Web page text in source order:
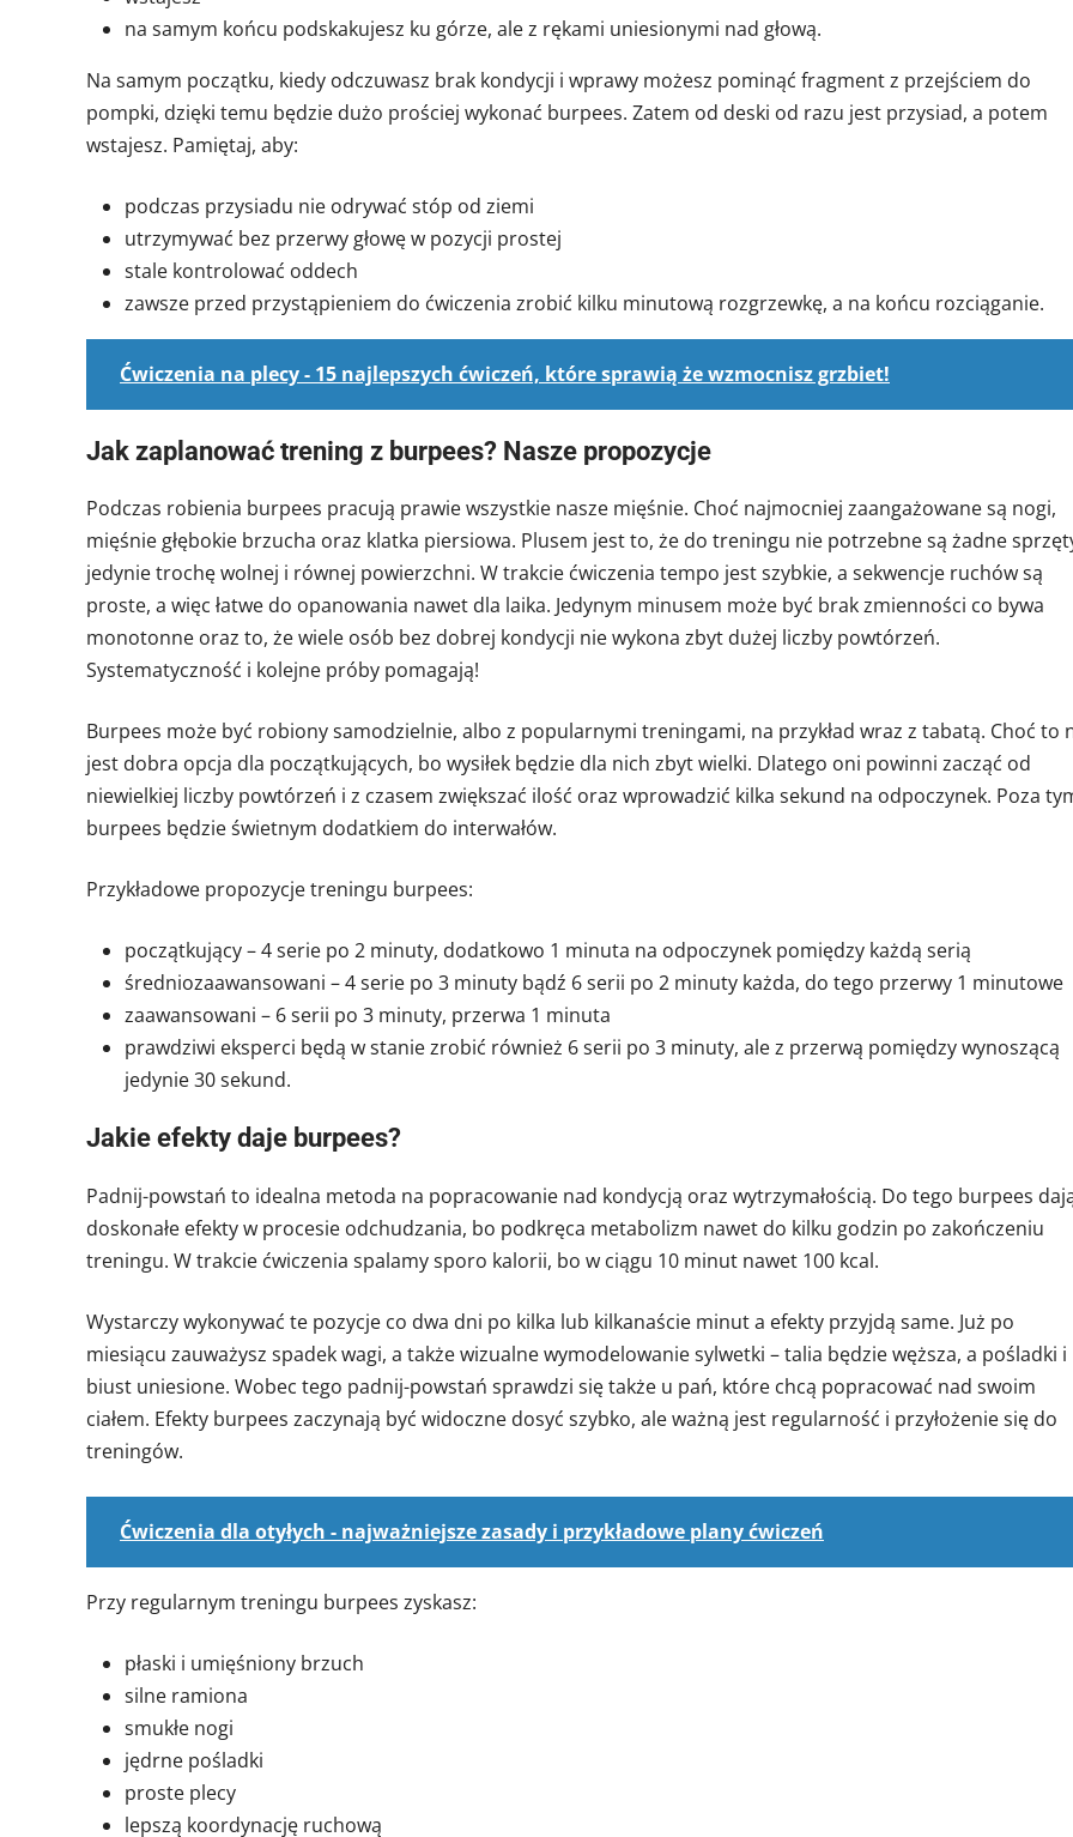
na samym końcu podskakujesz ku górze, ale z rękami uniesionymi nad głową.
Na samym początku, kiedy odczuwasz brak kondycji i wprawy możesz pominąć fragment z przejściem do
pompki, dzięki temu będzie dużo prościej wykonać burpees. Zatem od deski od razu jest przysiad, a potem
wstajesz. Pamiętaj, aby:
podczas przysiadu nie odrywać stóp od ziemi
utrzymywać bez przerwy głowę w pozycji prostej
stale kontrolować oddech
zawsze przed przystąpieniem do ćwiczenia zrobić kilku minutową rozgrzewkę, a na końcu rozciąganie.
Ćwiczenia na plecy - 15 najlepszych ćwiczeń, które sprawią że wzmocnisz grzbiet!
Jak zaplanować trening z burpees? Nasze propozycje
Podczas robienia burpees pracują prawie wszystkie nasze mięśnie. Choć najmocniej zaangażowane są nogi,
mięśnie głębokie brzucha oraz klatka piersiowa. Plusem jest to, że do treningu nie potrzebne są żadne
jedynie trochę wolnej i równej powierzchni. W trakcie ćwiczenia tempo jest szybkie, a sekwencje ruchów są
proste, a więc łatwe do opanowania nawet dla laika. Jedynym minusem może być brak zmienności co bywa
monotonne oraz to, że wiele osób bez dobrej kondycji nie wykona zbyt dużej liczby powtórzeń.
Systematyczność i kolejne próby pomagają!
Burpees może być robiony samodzielnie, albo z popularnymi treningami, na przykład wraz z tabatą. Choć to
jest dobra opcja dla początkujących, bo wysiłek będzie dla nich zbyt wielki. Dlatego oni powinni zacząć od
niewielkiej liczby powtórzeń i z czasem zwiększać ilość oraz wprowadzić kilka sekund na odpoczynek. Poza
burpees będzie świetnym dodatkiem do interwałów.
Przykładowe propozycje treningu burpees:
początkujący – 4 serie po 2 minuty, dodatkowo 1 minuta na odpoczynek pomiędzy każdą serią
średniozaawansowani – 4 serie po 3 minuty bądź 6 serii po 2 minuty każda, do tego przerwy 1 minutowe
zaawansowani – 6 serii po 3 minuty, przerwa 1 minuta
prawdziwi eksperci będą w stanie zrobić również 6 serii po 3 minuty, ale z przerwą pomiędzy wynoszącą
jedynie 30 sekund.
Jakie efekty daje burpees?
Padnij-powstań to idealna metoda na popracowanie nad kondycją oraz wytrzymałością. Do tego burpees
doskonałe efekty w procesie odchudzania, bo podkręca metabolizm nawet do kilku godzin po zakończeniu
treningu. W trakcie ćwiczenia spalamy sporo kalorii, bo w ciągu 10 minut nawet 100 kcal.
Wystarczy wykonywać te pozycje co dwa dni po kilka lub kilkanaście minut a efekty przyjdą same. Już po
miesiącu zauważysz spadek wagi, a także wizualne wymodelowanie sylwetki – talia będzie węższa, a pośladki i
biust uniesione. Wobec tego padnij-powstań sprawdzi się także u pań, które chcą popracować nad swoim
ciałem. Efekty burpees zaczynają być widoczne dosyć szybko, ale ważną jest regularność i przyłożenie się do
treningów.
Ćwiczenia dla otyłych - najważniejsze zasady i przykładowe plany ćwiczeń
Przy regularnym treningu burpees zyskasz:
płaski i umięśniony brzuch
silne ramiona
smukłe nogi
jędrne pośladki
proste plecy
lepszą koordynację ruchową